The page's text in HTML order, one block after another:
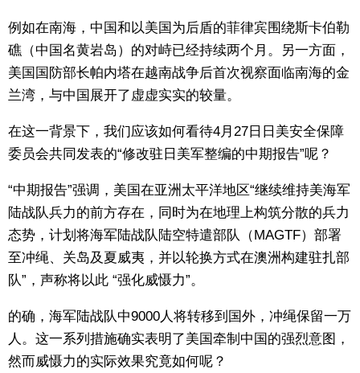
SNS
例如在南海，中国和以美国为后盾的菲律宾围绕斯卡伯勒
礁（中国名黄岩岛）的对峙已经持续两个月。另一方面，
美国国防部长帕内塔在越南战争后首次视察面临南海的金
兰湾，与中国展开了虚虚实实的较量。
在这一背景下，我们应该如何看待4月27日日美安全保障
委员会共同发表的“修改驻日美军整编的中期报告”呢？
“中期报告”强调，美国在亚洲太平洋地区“继续维持美海军
陆战队兵力的前方存在，同时为在地理上构筑分散的兵力
态势，计划将海军陆战队陆空特遣部队（MAGTF）部署
至冲绳、关岛及夏威夷，并以轮换方式在澳洲构建驻扎部
队”，声称将以此 “强化威慑力”。
的确，海军陆战队中9000人将转移到国外，冲绳保留一万
人。这一系列措施确实表明了美国牵制中国的强烈意图，
然而威慑力的实际效果究竟如何呢？